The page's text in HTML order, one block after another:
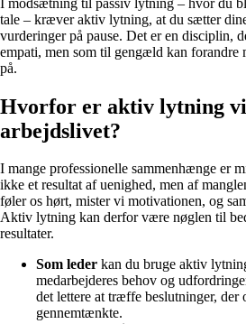
tale – kræver aktiv lytning, at du sætter
vurderinger på pause. Det er en disciplin,
empati, men som til gengæld kan forandre
på.
Hvorfor er aktiv lytning
arbejdslivet?
I mange professionelle sammenhænge er
ikke et resultat af uenighed, men af
føler os hørt, mister vi motivationen, og
Aktiv lytning kan derfor være nøglen til
resultater.
Som leder kan du bruge aktiv
medarbejderes behov og
det lettere at træffe beslutninger,
gennemtænkte.